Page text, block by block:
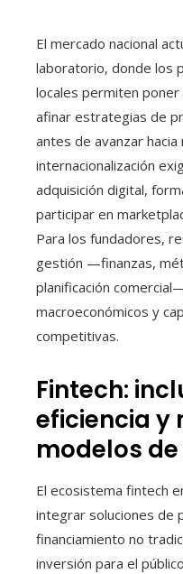
El mercado nacional
laboratorio, donde los
locales permiten
afinar estrategias de
antes de avanzar
internacionalización
adquisición digital,
participar en
Para los fundadores,
gestión —finanzas,
planificación
macroeconómicos y
competitivas.
Fintech:
eficiencia y
modelos
El ecosistema fintech
integrar soluciones de
financiamiento no
inversión para el